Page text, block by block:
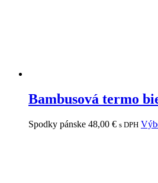
Bambusová termo
Spodky pánske 48,00 € s DPH